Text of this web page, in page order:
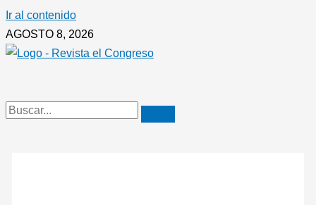
Ir al contenido
AGOSTO 8, 2026